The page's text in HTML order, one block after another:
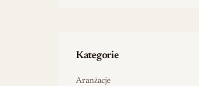
Kategorie
Aranżacje